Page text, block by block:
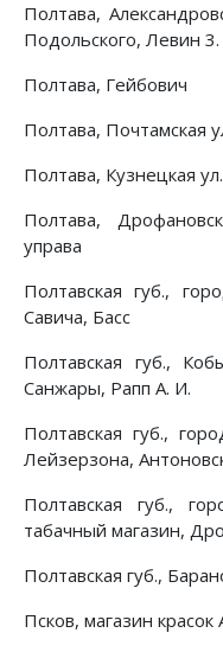
Полтава,
Подольского, Левин 3.
Полтава, Гейбович
Полтава, Почтамская
Полтава, Кузнецкая
Полтава,
управа
Полтавская губ.,
Савича, Басс
Полтавская губ.,
Санжары, Рапп А. И.
Полтавская губ.,
Лейзерзона,
Полтавская губ.,
табачный магазин,
Полтавская губ.,
Псков, магазин